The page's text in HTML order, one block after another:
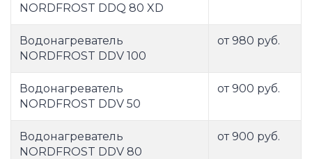
NORDFROST DDQ 80 XD
Водонагреватель
NORDFROST DDV 100
от 980 руб.
Водонагреватель
NORDFROST DDV 50
от 900 руб.
Водонагреватель
NORDFROST DDV 80
от 900 руб.